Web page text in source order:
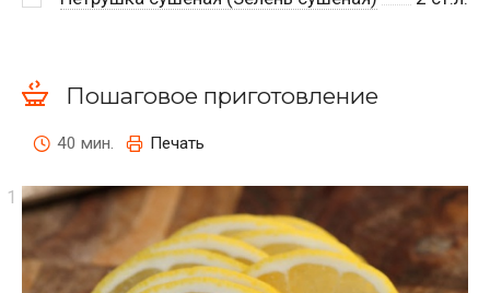
Пошаговое приготовление
40 мин. Печать